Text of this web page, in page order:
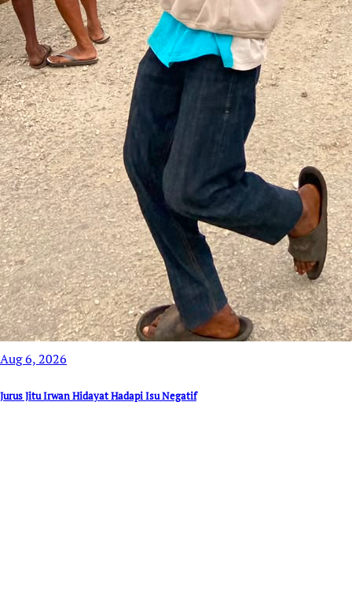
Aug 6, 2026
Jurus Jitu Irwan Hidayat Hadapi Isu Negatif